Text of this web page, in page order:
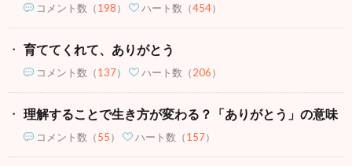
コメント数 （198） ハート数（454）
育ててくれて、ありがとう
コメント数 （137） ハート数（206）
理解することで生き方が変わる？「ありがとう」の意味
コメント数 （55） ハート数（157）